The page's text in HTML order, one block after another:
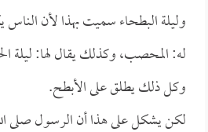
وليلة البطحاء سميت بهذا لأن الناس
له: المحصب، وكذلك يقال لها: ليلة
وكل ذلك يطلق على الأبطح.
لكن يشكل على هذا أن الرسول صلى